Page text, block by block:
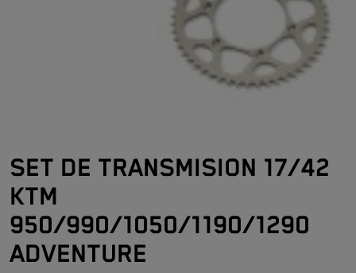
SET DE TRANSMISION 17/42
KTM
950/990/1050/1190/1290
ADVENTURE